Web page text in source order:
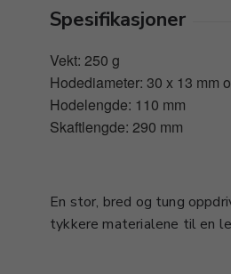
Spesifikasjoner
Vekt: 250 g
Hodediameter: 30 x 13 mm
Hodelengde: 110 mm
Skaftlengde: 290 mm
En stor, bred og tung
tykkere materialene til en
lengderetningen, parallelt